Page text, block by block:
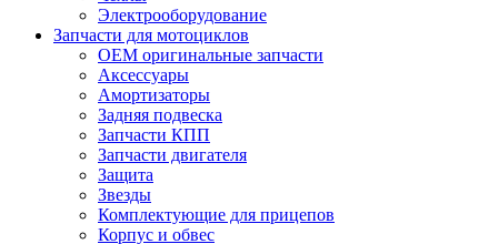
Электрооборудование
Запчасти для мотоциклов
OEM оригинальные запчасти
Аксессуары
Амортизаторы
Задняя подвеска
Запчасти КПП
Запчасти двигателя
Защита
Звезды
Комплектующие для прицепов
Корпус и обвес